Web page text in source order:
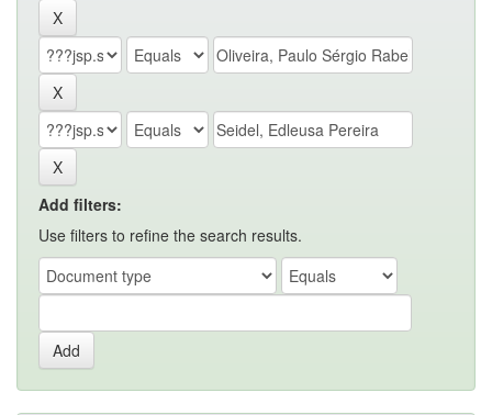
Add filters:
Use filters to refine the search results.